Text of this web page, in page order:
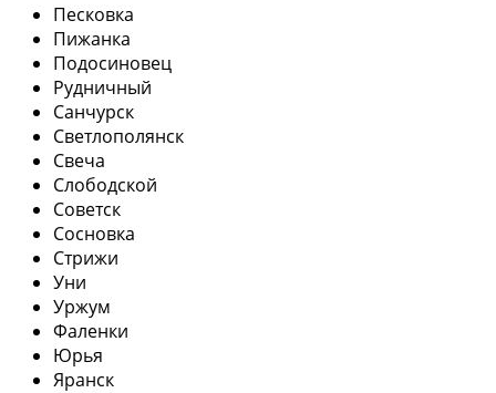
Песковка
Пижанка
Подосиновец
Рудничный
Санчурск
Светлополянск
Свеча
Слободской
Советск
Сосновка
Стрижи
Уни
Уржум
Фаленки
Юрья
Яранск